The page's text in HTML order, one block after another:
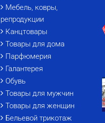
Мебель, ковры,
репродукции
Канцтовары
Товары для дома
Парфюмерия
Галантерея
Обувь
Товары для мужчин
Товары для женщин
Бельевой трикотаж